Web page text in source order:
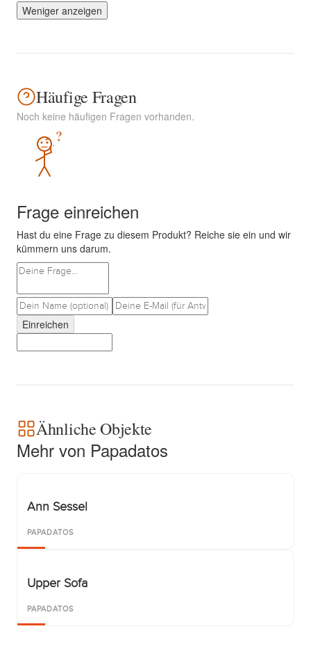
Weniger anzeigen
Häufige Fragen
Noch keine häufigen Fragen vorhanden.
?
Frage einreichen
Hast du eine Frage zu diesem Produkt? Reiche sie ein und wir
kümmern uns darum.
Einreichen
Ähnliche Objekte
Mehr von Papadatos
Ann Sessel
PAPADATOS
Upper Sofa
PAPADATOS